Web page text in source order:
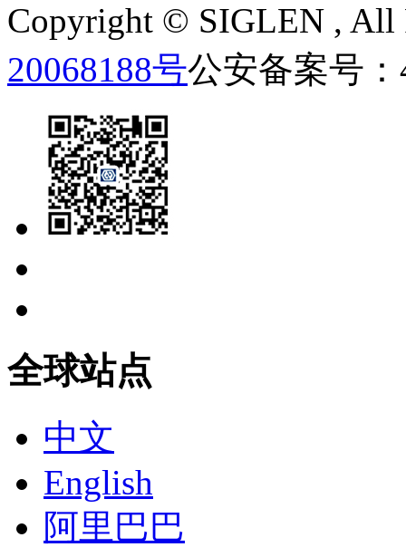
Copyright © SIGLEN , All
20068188号公安备案号：
全球站点
中文
English
阿里巴巴